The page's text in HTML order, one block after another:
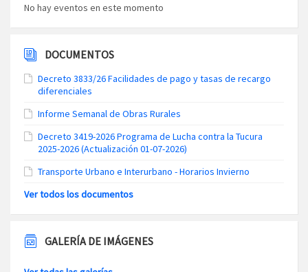
No hay eventos en este momento
DOCUMENTOS
Decreto 3833/26 Facilidades de pago y tasas de recargo
diferenciales
Informe Semanal de Obras Rurales
Decreto 3419-2026 Programa de Lucha contra la Tucura
2025-2026 (Actualización 01-07-2026)
Transporte Urbano e Interurbano - Horarios Invierno
Ver todos los documentos
GALERÍA DE IMÁGENES